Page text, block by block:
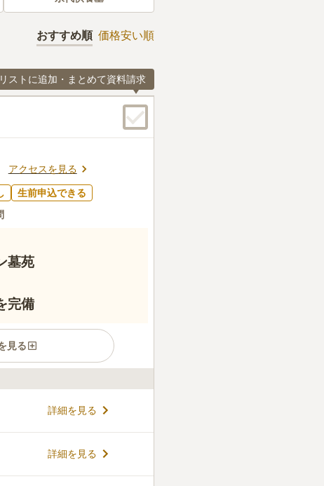
おすすめ順 価格安い順
ストに追加・まとめて資料請求
アクセスを見る
生前申込できる
墓苑
完備
見る
宗派を問われません。 苑内
えられており、気持ちの良
カメラを設置しています。 売
を販売しているのでお参り
詳細を見る
詳細を見る